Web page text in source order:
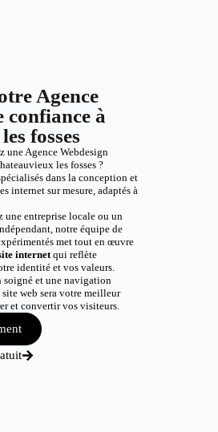
Agence
confiance à
fosses
une Agence Webdesign
les fosses ?
dans la conception et
internet sur mesure, adaptés à
une entreprise locale ou un
notre équipe de
met tout en œuvre
internetqui reflète
identité et vos valeurs.
soigné et une navigation
web sera votre meilleur
et convertir vos visiteurs.